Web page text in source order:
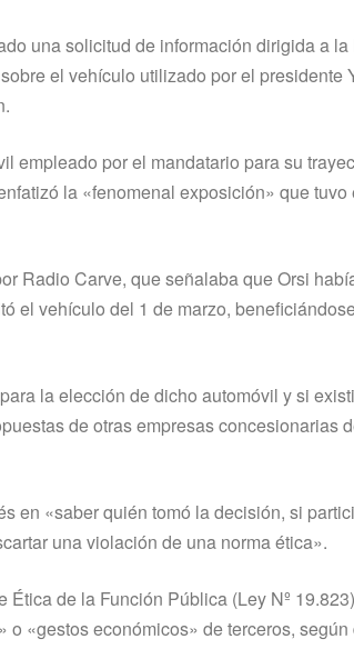
una solicitud de información dirigida a
el vehículo utilizado por el presidente
empleado por el mandatario para su
la «fenomenal exposición» que tuvo
Radio Carve, que señalaba que Orsi
el vehículo del 1 de marzo,
la elección de dicho automóvil y si
de otras empresas concesionarias
en «saber quién tomó la decisión, si
una violación de una norma ética».
de la Función Pública (Ley Nº
«gestos económicos» de terceros, según